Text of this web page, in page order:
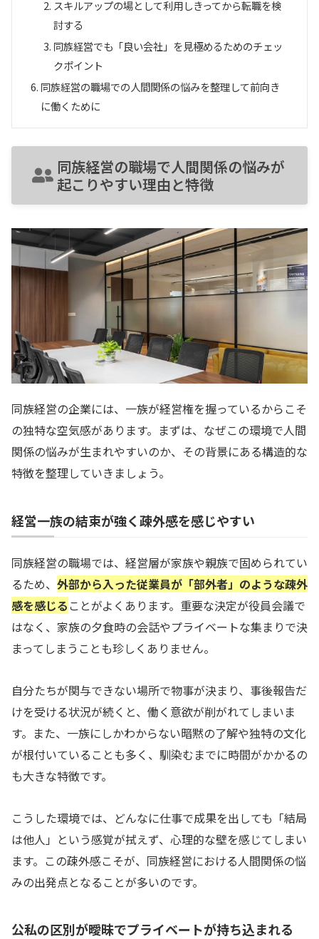
スキルアップの場として利用しきってから転職を検
討する
同族経営でも「良い会社」を見極めるためのチェッ
クポイント
同族経営の職場での人間関係の悩みを整理して前向き
に働くために
同族経営の職場で人間関係の悩みが
起こりやすい理由と特徴
同族経営の企業には、一族が経営権を握っているからこそ
の独特な空気感があります。まずは、なぜこの環境で人間
関係の悩みが生まれやすいのか、その背景にある構造的な
特徴を整理していきましょう。
経営一族の結束が強く疎外感を感じやすい
同族経営の職場では、経営層が家族や親族で固められてい
るため、 外部から入った従業員が「部外者」のような疎外
感を感じる ことがよくあります。重要な決定が役員会議で
はなく、家族の夕食時の会話やプライベートな集まりで決
まってしまうことも珍しくありません。
自分たちが関与できない場所で物事が決まり、事後報告だ
けを受ける状況が続くと、働く意欲が削がれてしまいま
す。また、一族にしかわからない暗黙の了解や独特の文化
が根付いていることも多く、馴染むまでに時間がかかるの
も大きな特徴です。
こうした環境では、どんなに仕事で成果を出しても「結局
は他人」という感覚が拭えず、心理的な壁を感じてしまい
ます。この疎外感こそが、同族経営における人間関係の悩
みの出発点となることが多いのです。
公私の区別が曖昧でプライベートが持ち込まれる